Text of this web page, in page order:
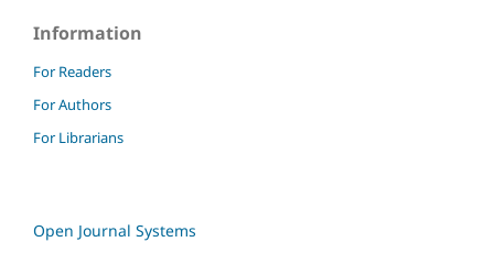
Information
For Readers
For Authors
For Librarians
Open Journal Systems